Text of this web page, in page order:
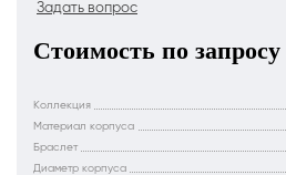
Задать вопрос
Стоимость по запросу
Коллекция
Материал корпуса
Браслет
Диаметр корпуса